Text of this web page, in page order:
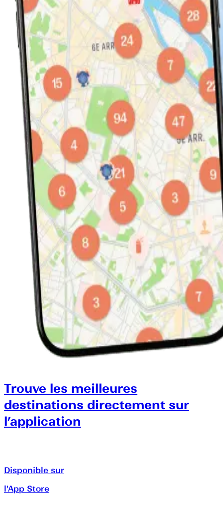
Trouve les meilleures
destinations directement sur
l’application
Disponible sur
l'App Store